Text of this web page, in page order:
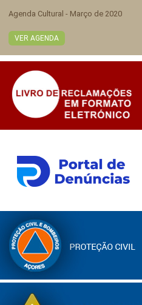
Agenda Cultural - Março de 2020
VER AGENDA